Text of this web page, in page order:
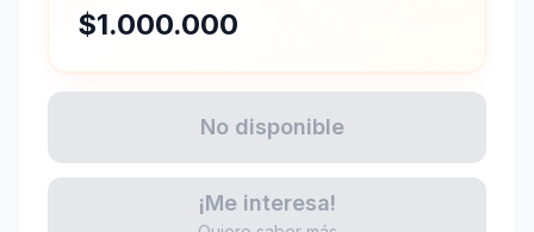
$1.000.000
No disponible
¡Me interesa!